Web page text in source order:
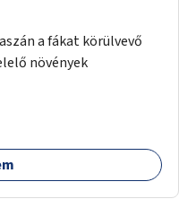
a fákat körülvevő
növények